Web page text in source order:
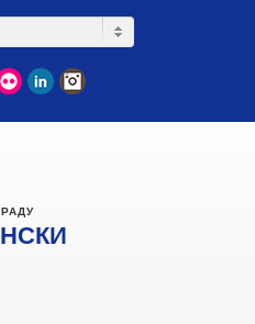
Flickr LinkedIn